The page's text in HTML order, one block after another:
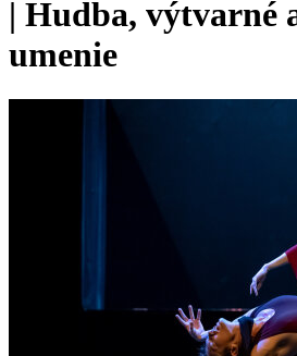
| Hudba, výtvarné
umenie